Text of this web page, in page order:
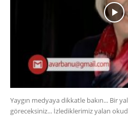
Yaygın medyaya dikkatle bakın... Bir
göreceksiniz... İzlediklerimiz yalan